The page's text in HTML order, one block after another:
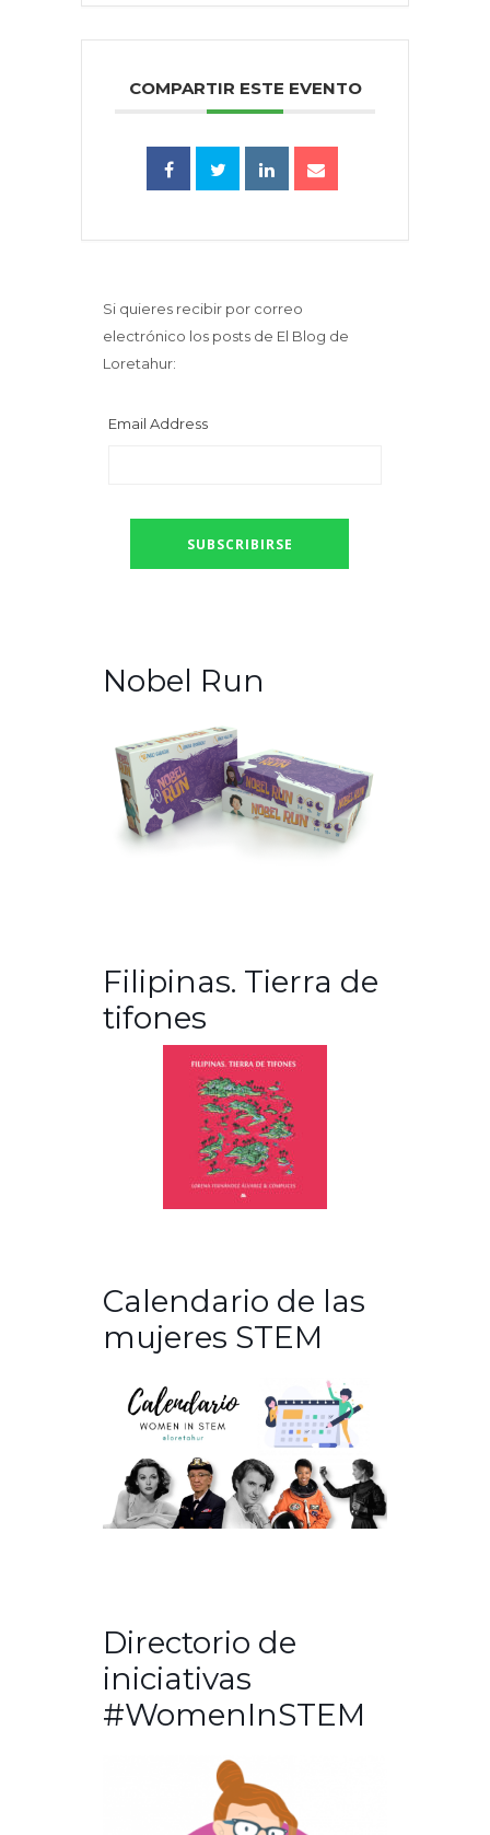
COMPARTIR ESTE EVENTO
Si quieres recibir por correo
electrónico los posts de El Blog de
Loretahur:
Email Address
Nobel Run
Filipinas. Tierra de
tifones
Calendario de las
mujeres STEM
Directorio de
iniciativas
#WomenInSTEM